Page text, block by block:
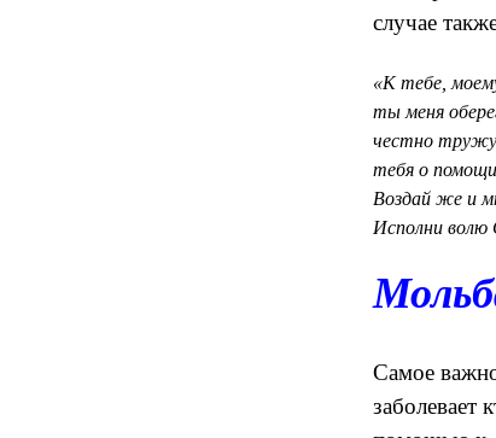
случае
«К тебе,
ты меня
честно
тебя о
Воздай же и
Исполни волю
Самое
заболевает